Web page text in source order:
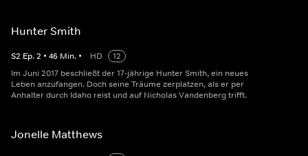
Hunter Smith
S2 Ep.2 • 46 Min. • HD
12
Im Juni 2017 beschließt der 17-jährige Hunter Smith, ein neues
Leben anzufangen. Doch seine Träume zerplatzen, als er per
Anhalter durch Idaho reist und auf Nicholas Vandenberg trifft.
Jonelle Matthews